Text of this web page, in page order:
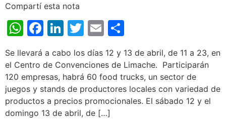
Compartí esta nota
WhatsApp
Facebook
LinkedIn
Twitter
Email
Se llevará a cabo los días 12 y 13 de abril, de 11 a 23, en
el Centro de Convenciones de Limache. Participarán
120 empresas, habrá 60 food trucks, un sector de
juegos y stands de productores locales con variedad de
productos a precios promocionales. El sábado 12 y el
domingo 13 de abril, de […]